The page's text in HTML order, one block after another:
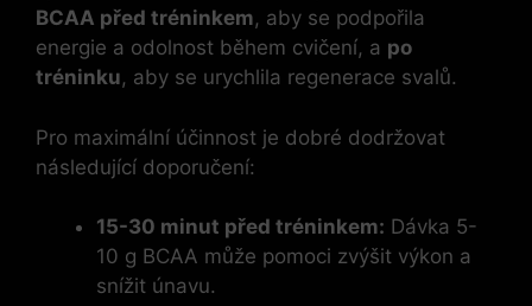
BCAA před tréninkem, aby se podpořila
energie a odolnost během cvičení, a po
tréninku, aby se urychlila regenerace svalů.
Pro maximální účinnost je dobré dodržovat
následující doporučení:
15-30 minut před tréninkem: Dávka 5-
10 g BCAA může pomoci zvýšit výkon a
snížit únavu.